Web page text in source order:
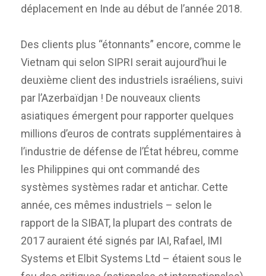
déplacement en Inde au début de l’année 2018.
Des clients plus “étonnants” encore, comme le
Vietnam qui selon SIPRI serait aujourd’hui le
deuxième client des industriels israéliens, suivi
par l’Azerbaïdjan ! De nouveaux clients
asiatiques émergent pour rapporter quelques
millions d’euros de contrats supplémentaires à
l’industrie de défense de l’État hébreu, comme
les Philippines qui ont commandé des
systèmes systèmes radar et antichar. Cette
année, ces mêmes industriels – selon le
rapport de la SIBAT, la plupart des contrats de
2017 auraient été signés par IAI, Rafael, IMI
Systems et Elbit Systems Ltd – étaient sous le